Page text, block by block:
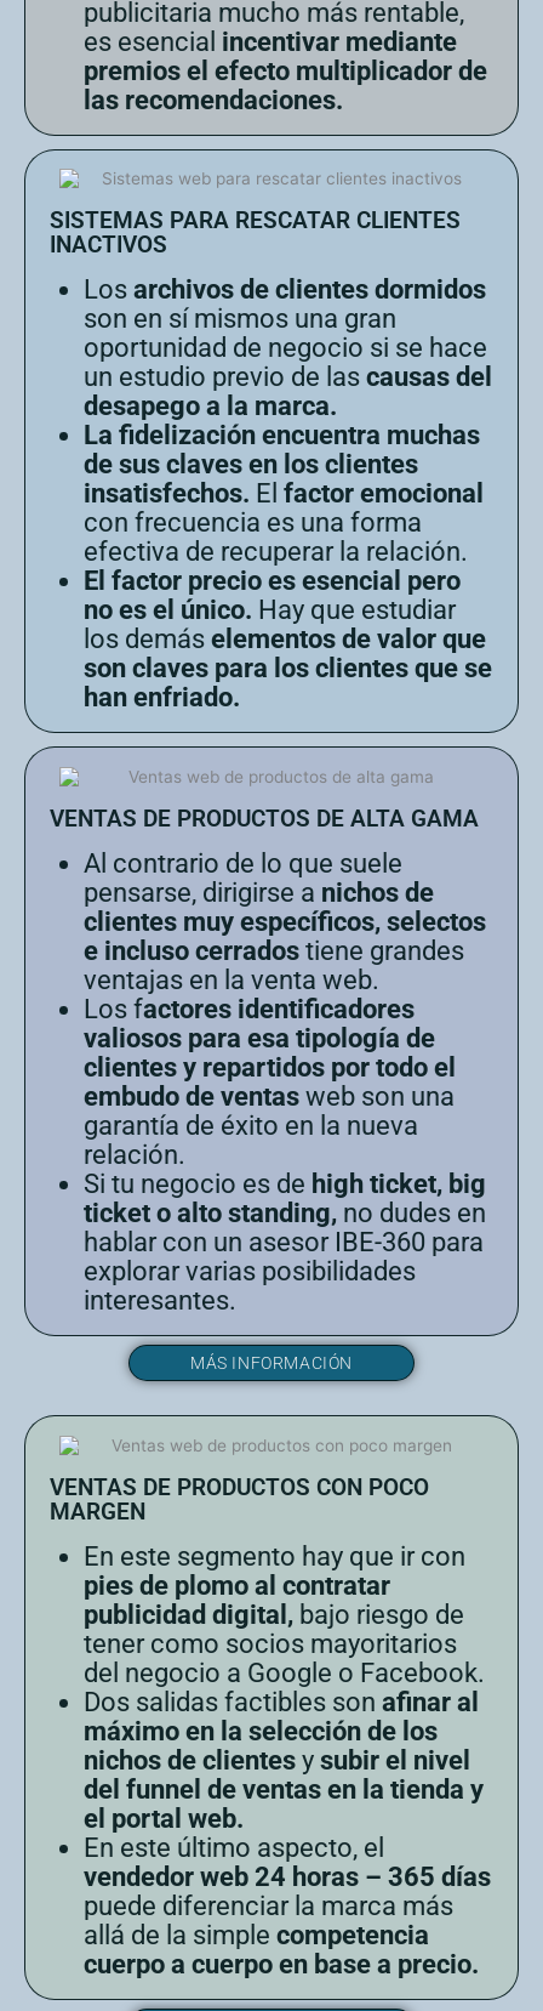
publicitaria mucho más rentable,
es esencial incentivar mediante
premios el efecto multiplicador de
las recomendaciones.
SISTEMAS PARA RESCATAR CLIENTES
INACTIVOS
Los archivos de clientes dormidos
son en sí mismos una gran
oportunidad de negocio si se hace
un estudio previo de las causas del
desapego a la marca.
La fidelización encuentra muchas
de sus claves en los clientes
insatisfechos. El factor emocional
con frecuencia es una forma
efectiva de recuperar la relación.
El factor precio es esencial pero
no es el único. Hay que estudiar
los demás elementos de valor que
son claves para los clientes que se
han enfriado.
VENTAS DE PRODUCTOS DE ALTA GAMA
Al contrario de lo que suele
pensarse, dirigirse a nichos de
clientes muy específicos, selectos
e incluso cerrados tiene grandes
ventajas en la venta web.
Los factores identificadores
valiosos para esa tipología de
clientes y repartidos por todo el
embudo de ventas web son una
garantía de éxito en la nueva
relación.
Si tu negocio es de high ticket, big
ticket o alto standing, no dudes en
hablar con un asesor IBE-360 para
explorar varias posibilidades
interesantes.
MÁS INFORMACIÓN
VENTAS DE PRODUCTOS CON POCO
MARGEN
En este segmento hay que ir con
pies de plomo al contratar
publicidad digital, bajo riesgo de
tener como socios mayoritarios
del negocio a Google o Facebook.
Dos salidas factibles son afinar al
máximo en la selección de los
nichos de clientes y subir el nivel
del funnel de ventas en la tienda y
el portal web.
En este último aspecto, el
vendedor web 24 horas – 365 días
puede diferenciar la marca más
allá de la simple competencia
cuerpo a cuerpo en base a precio.